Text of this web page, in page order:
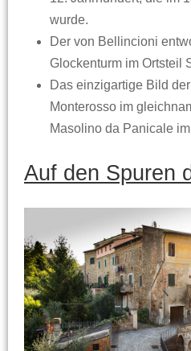
wurde.
Der von Bellincioni
Glockenturm im Ortsteil
Das einzigartige Bild
Monterosso im
Masolino da Panicale
Auf den Spuren